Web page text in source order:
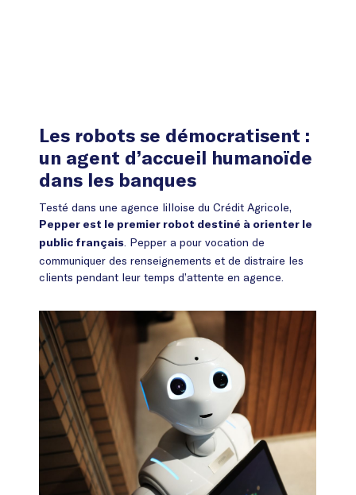
Les robots se démocratisent :
un agent d’accueil humanoïde
dans les banques
Testé dans une agence lilloise du Crédit Agricole,
Pepper est le premier robot destiné à orienter le
public français . Pepper a pour vocation de
communiquer des renseignements et de distraire les
clients pendant leur temps d’attente en agence.